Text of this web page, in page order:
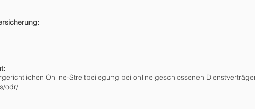
Online-Streitbeilegung bei online geschlossenen
odr/